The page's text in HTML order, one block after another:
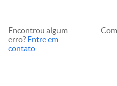
Encontrou algum
erro? Entre em
contato